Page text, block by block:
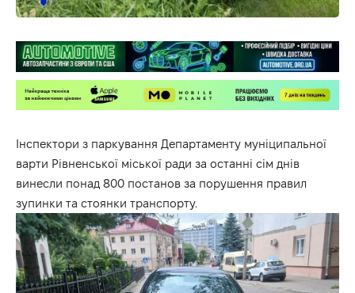
Інспектори з паркування Департаменту муніципальної
варти Рівненської міської ради за останні сім днів
винесли понад 800 постанов за порушення правил
зупинки та стоянки транспорту.